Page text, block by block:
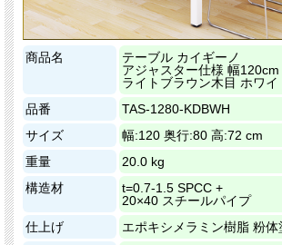
商品名
テーブル カイギーノ
アジャスター仕様 幅120cm
ライトブラウン木目 ホワイ
品番
TAS-1280-KDBWH
サイズ
幅:120 奥行:80 高:72 cm
重量
20.0 kg
構造材
t=0.7-1.5 SPCC +
20×40 スチールパイプ
仕上げ
エポキシメラミン樹脂 粉体